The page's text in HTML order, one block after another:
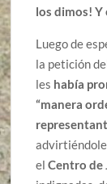
los dimos! Y
Luego de
la petición
les había
“manera
el Centro de